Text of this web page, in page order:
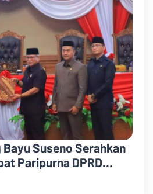
Suseno Serahkan
Paripurna DPRD